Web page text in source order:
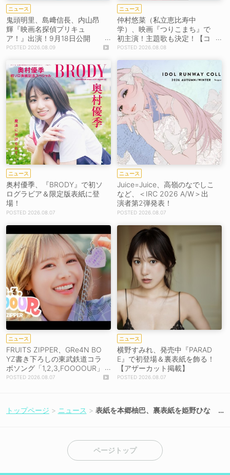
ニュース
鬼頭明里、島﨑信長、内山昂
輝『映画名探偵プリキュ
ア！』出演！9月18日公開
【コメントあり】
2026.08.09
ニュース
仲村悠菜（私立恵比寿中
学）、映画『つりこまち』で
初主演！主題歌も決定！【コ
メントあり】
2026.08.08
ニュース
奥村優季、『BRODY』で初ソ
ログラビア＆限定版表紙に登
場！
2026.08.07
ニュース
Juice=Juice、高嶺のなでしこ
など、＜IRC 2026 A/W＞出
演者第2弾発表！
2026.08.07
ニュース
FRUITS ZIPPER、GRe4N BO
YZ書き下ろしの東武鉄道コラ
ボソング「1,2,3,FOOOOUR」
をリリース＆MV公開！
2026.08.07
ニュース
横野すみれ、発売中『PARAD
E』で初登場＆裏表紙を飾る！
【アザーカット掲載】
2026.08.07
トップページ ニュース
表紙を本郷柚巴、裏表紙を姫野ひな
ページトップ